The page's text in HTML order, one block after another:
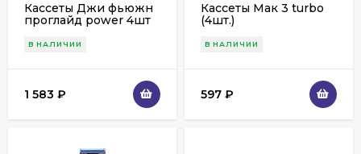
Кассеты Джи фьюжн
проглайд power 4шт
В НАЛИЧИИ
1 583 ₽
Кассеты Мак 3 turbo
(4шт.)
В НАЛИЧИИ
597 ₽